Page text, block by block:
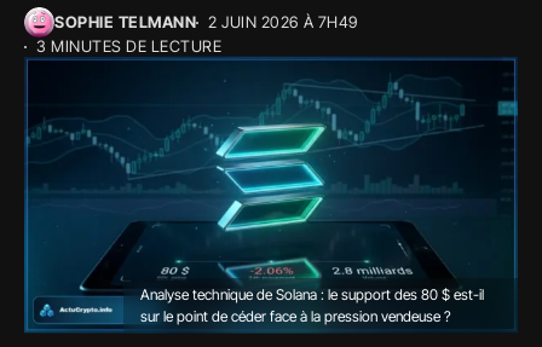
SOPHIE TELMANN
2 JUIN 2026 À 7H49
3 MINUTES DE LECTURE
Analyse technique de Solana : le support des 80 $ est-il
sur le point de céder face à la pression vendeuse ?